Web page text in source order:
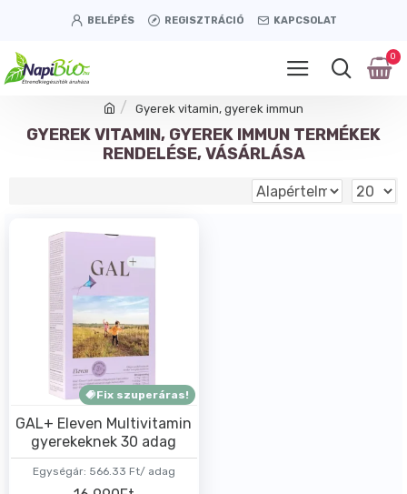
BELÉPÉS REGISZTRÁCIÓ KAPCSOLAT
0
Gyerek vitamin, gyerek immun
GYEREK VITAMIN, GYEREK IMMUN TERMÉKEK
RENDELÉSE, VÁSÁRLÁSA
Fix szuperáras!
Egységár: 566.33 Ft/ adag
GAL+ Eleven Multivitamin
gyerekeknek 30 adag